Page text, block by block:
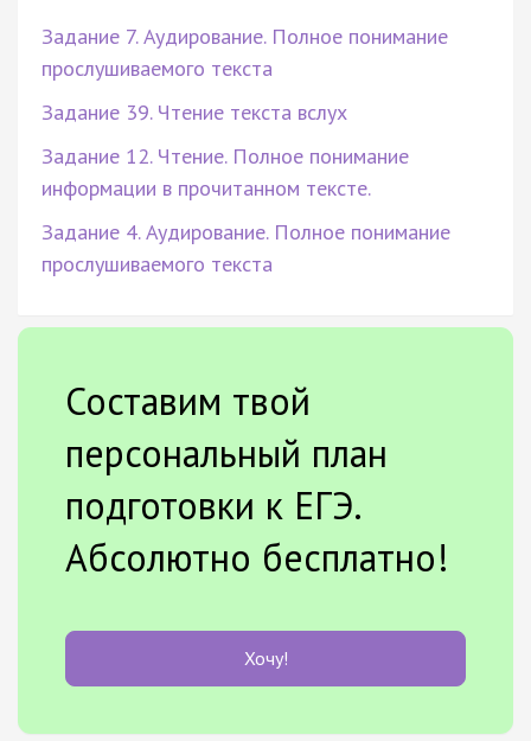
Задание 7. Аудирование. Полное понимание
прослушиваемого текста
Задание 39. Чтение текста вслух
Задание 12. Чтение. Полное понимание
информации в прочитанном тексте.
Задание 4. Аудирование. Полное понимание
прослушиваемого текста
Составим твой
персональный план
подготовки к ЕГЭ.
Абсолютно бесплатно!
Хочу!